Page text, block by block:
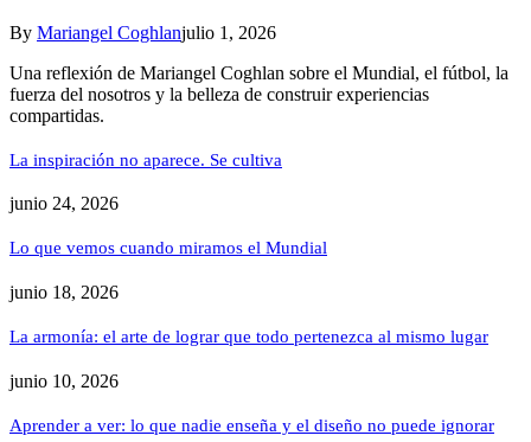
By Mariangel Coghlanjulio 1, 2026
Una reflexión de Mariangel Coghlan sobre el Mundial, el fútbol, la
fuerza del nosotros y la belleza de construir experiencias
compartidas.
La inspiración no aparece. Se cultiva
junio 24, 2026
Lo que vemos cuando miramos el Mundial
junio 18, 2026
La armonía: el arte de lograr que todo pertenezca al mismo lugar
junio 10, 2026
Aprender a ver: lo que nadie enseña y el diseño no puede ignorar